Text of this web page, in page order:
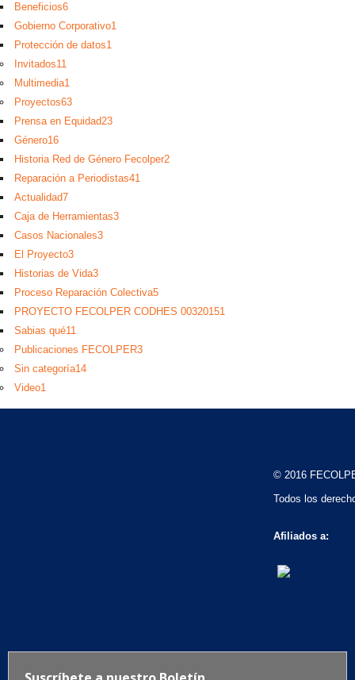
Beneficios6
Gobierno Corporativo1
Protección de datos1
Invitados11
Multimedia1
Proyectos63
Prensa en Equidad23
Género16
Historia Red de Género Fecolper2
Reparación a Periodistas41
Actualidad7
Caja de Herramientas3
Casos Nacionales3
El Proyecto3
Historias de Vida3
Proceso Reparación Colectiva5
PROYECTO FECOLPER CODHES 00320151
Sabias qué11
Publicaciones FECOLPER3
Sin categoría14
Video1
© 2016
Todos los
Afiliados a: